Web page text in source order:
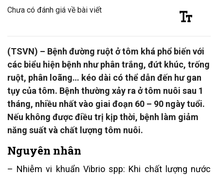
Chưa có đánh giá về bài viết
(TSVN) – Bệnh đường ruột ở tôm khá phổ biến với
các biểu hiện bệnh như phân trắng, đứt khúc, trống
ruột, phân loãng… kéo dài có thể dẫn đến hư gan
tụy của tôm. Bệnh thường xảy ra ở tôm nuôi sau 1
tháng, nhiều nhất vào giai đoạn 60 – 90 ngày tuổi.
Nếu không được điều trị kịp thời, bệnh làm giảm
năng suất và chất lượng tôm nuôi.
Nguyên nhân
– Nhiễm vi khuẩn Vibrio spp: Khi chất lượng nước